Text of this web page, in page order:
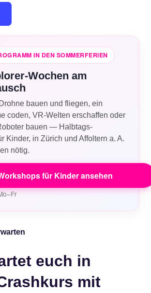
IN DEN SOMMERFERIEN
Wochen am
bauen und fliegen, ein
coden, VR-Welten erschaffen oder
bauen — Halbtags-
Kinder, in Zürich und Affoltern a. A.
nötig.
für Kinder ansehen
euch in
mit